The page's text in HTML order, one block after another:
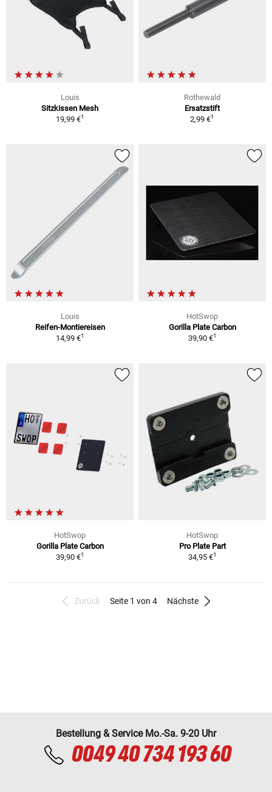
Louis
Sitzkissen Mesh
19,99 €1
Rothewald
Ersatzstift
2,99 €1
Louis
Reifen-Montiereisen
14,99 €1
HotSwop
Gorilla Plate Carbon
39,90 €1
HotSwop
Gorilla Plate Carbon
39,90 €1
HotSwop
Pro Plate Part
34,95 €1
Zurück Seite 1 von 4 Nächste
Bestellung & Service Mo.-Sa. 9-20 Uhr
0049 40 734 193 60